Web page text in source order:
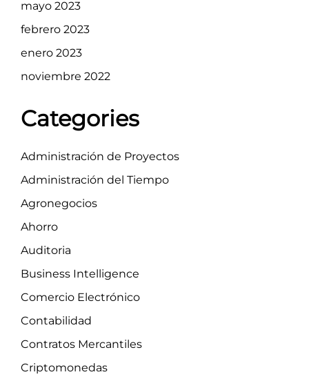
mayo 2023
febrero 2023
enero 2023
noviembre 2022
Categories
Administración de Proyectos
Administración del Tiempo
Agronegocios
Ahorro
Auditoria
Business Intelligence
Comercio Electrónico
Contabilidad
Contratos Mercantiles
Criptomonedas